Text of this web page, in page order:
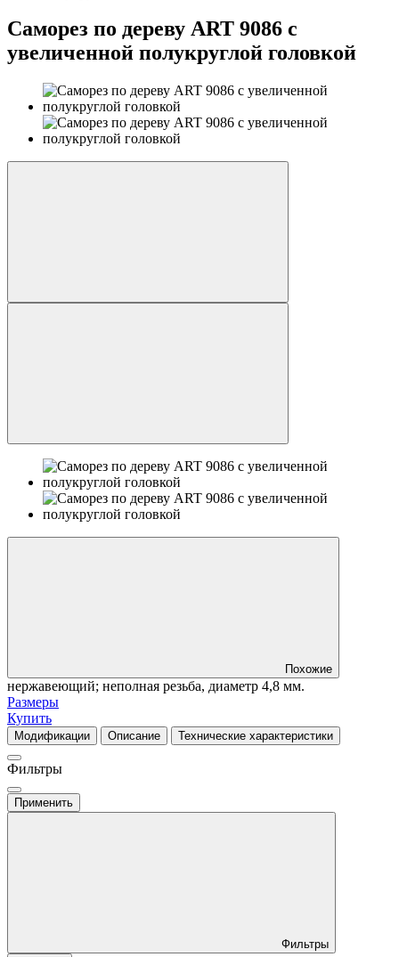
Саморез по дереву ART 9086 с
увеличенной полукруглой головкой
Похожие
нержавеющий; неполная резьба, диаметр 4,8 мм.
Размеры
Купить
Модификации Описание Технические характеристики
Фильтры
Применить
Фильтры